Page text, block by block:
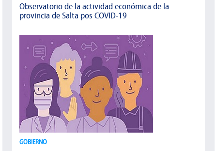
Observatorio de la actividad económica de la
provincia de Salta pos COVID-19
GOBIERNO